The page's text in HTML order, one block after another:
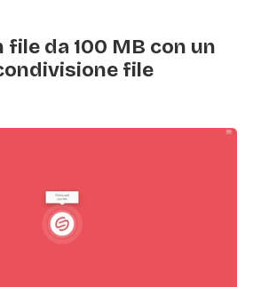
file da 100 MB con un
file